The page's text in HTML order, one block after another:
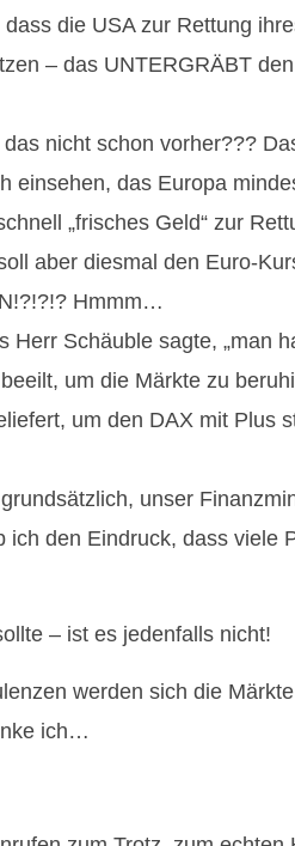
die USA zur Rettung
– das UNTERGRÄBT
nicht schon vorher???
einsehen, das Europa
„frisches Geld“ zur
aber diesmal den Euro-
Hmmm…
Herr Schäuble sagte, „man
um die Märkte zu
um den DAX mit Plus
unser
den Eindruck, dass viele
– ist es jedenfalls nicht!
werden sich die
ich…